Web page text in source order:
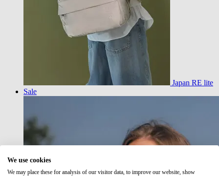
Japan RE lite
Sale
We use cookies
We may place these for analysis of our visitor data, to improve our website, show